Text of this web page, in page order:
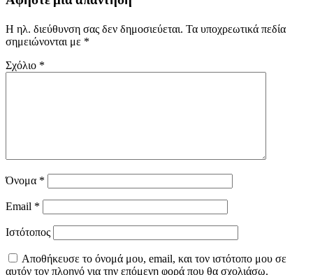
Η ηλ. διεύθυνση σας δεν δημοσιεύεται. Τα υποχρεωτικά πεδία
σημειώνονται με *
Σχόλιο *
Όνομα *
Email *
Ιστότοπος
Αποθήκευσε το όνομά μου, email, και τον ιστότοπο μου σε
αυτόν τον πλοηγό για την επόμενη φορά που θα σχολιάσω.